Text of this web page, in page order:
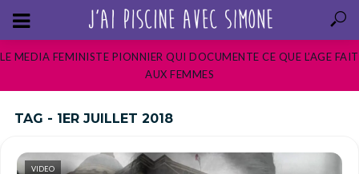
LE MEDIA FEMINISTE PIONNIER QUI DOCUMENTE CE QUE L’AGE FAIT
AUX FEMMES
TAG - 1ER JUILLET 2018
VIDEO